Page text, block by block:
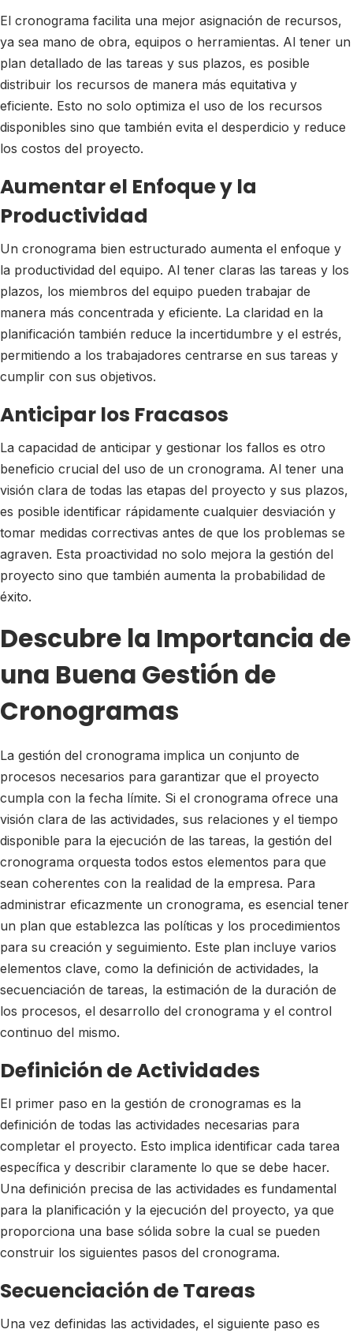
El cronograma facilita una mejor asignación de recursos,
ya sea mano de obra, equipos o herramientas. Al tener un
plan detallado de las tareas y sus plazos, es posible
distribuir los recursos de manera más equitativa y
eficiente. Esto no solo optimiza el uso de los recursos
disponibles sino que también evita el desperdicio y reduce
los costos del proyecto.
Aumentar el Enfoque y la
Productividad
Un cronograma bien estructurado aumenta el enfoque y
la productividad del equipo. Al tener claras las tareas y los
plazos, los miembros del equipo pueden trabajar de
manera más concentrada y eficiente. La claridad en la
planificación también reduce la incertidumbre y el estrés,
permitiendo a los trabajadores centrarse en sus tareas y
cumplir con sus objetivos.
Anticipar los Fracasos
La capacidad de anticipar y gestionar los fallos es otro
beneficio crucial del uso de un cronograma. Al tener una
visión clara de todas las etapas del proyecto y sus plazos,
es posible identificar rápidamente cualquier desviación y
tomar medidas correctivas antes de que los problemas se
agraven. Esta proactividad no solo mejora la gestión del
proyecto sino que también aumenta la probabilidad de
éxito.
Descubre la Importancia de
una Buena Gestión de
Cronogramas
La gestión del cronograma implica un conjunto de
procesos necesarios para garantizar que el proyecto
cumpla con la fecha límite. Si el cronograma ofrece una
visión clara de las actividades, sus relaciones y el tiempo
disponible para la ejecución de las tareas, la gestión del
cronograma orquesta todos estos elementos para que
sean coherentes con la realidad de la empresa. Para
administrar eficazmente un cronograma, es esencial tener
un plan que establezca las políticas y los procedimientos
para su creación y seguimiento. Este plan incluye varios
elementos clave, como la definición de actividades, la
secuenciación de tareas, la estimación de la duración de
los procesos, el desarrollo del cronograma y el control
continuo del mismo.
Definición de Actividades
El primer paso en la gestión de cronogramas es la
definición de todas las actividades necesarias para
completar el proyecto. Esto implica identificar cada tarea
específica y describir claramente lo que se debe hacer.
Una definición precisa de las actividades es fundamental
para la planificación y la ejecución del proyecto, ya que
proporciona una base sólida sobre la cual se pueden
construir los siguientes pasos del cronograma.
Secuenciación de Tareas
Una vez definidas las actividades, el siguiente paso es